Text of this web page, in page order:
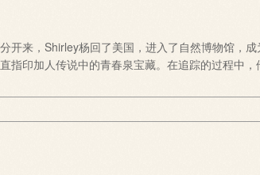
开来，Shirley杨回了美国，进入了自然博物馆，
指印加人传说中的青春泉宝藏。在追踪的过程中